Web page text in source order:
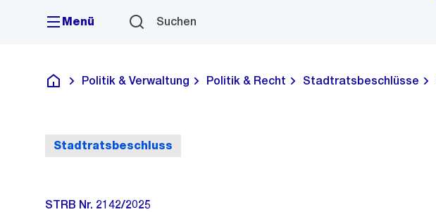
Menü Suchen
Deutsch
Politik & Verwaltung Politik & Recht Stadtratsbeschlüsse
Stadtratsbeschluss
STRB Nr. 2142/2025